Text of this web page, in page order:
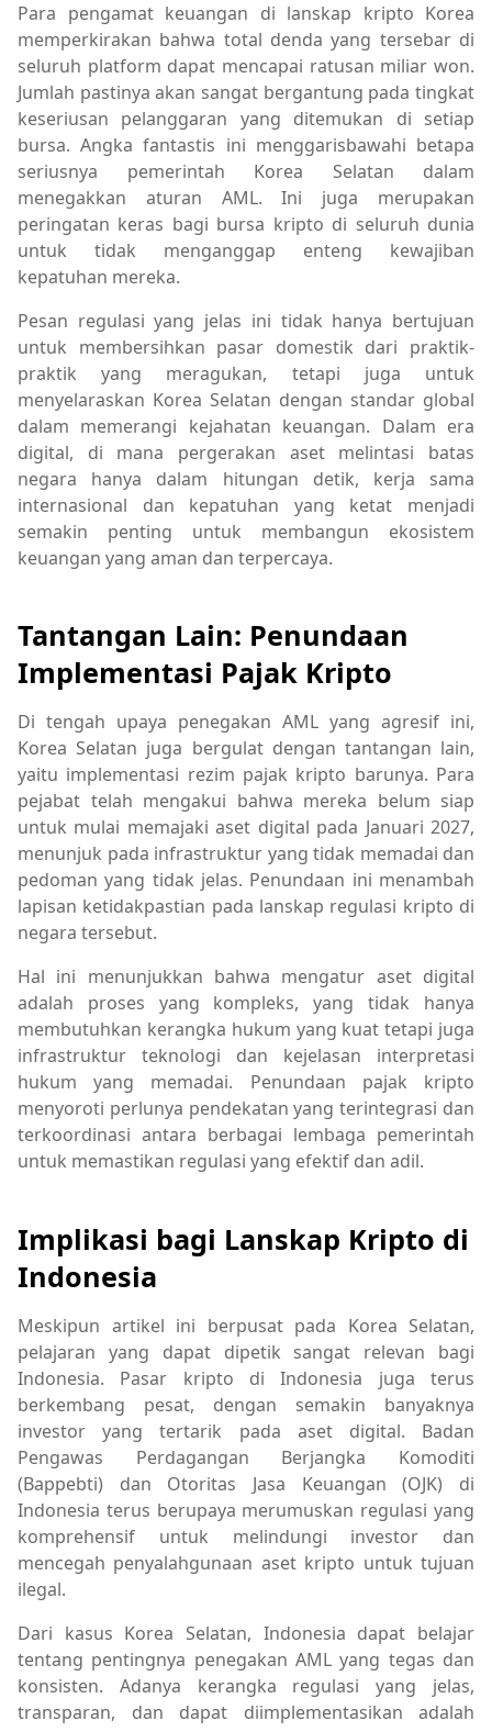
Para pengamat keuangan di lanskap kripto Korea
memperkirakan bahwa total denda yang tersebar di
seluruh platform dapat mencapai ratusan miliar won.
Jumlah pastinya akan sangat bergantung pada tingkat
keseriusan pelanggaran yang ditemukan di setiap
bursa. Angka fantastis ini menggarisbawahi betapa
seriusnya pemerintah Korea Selatan dalam
menegakkan aturan AML. Ini juga merupakan
peringatan keras bagi bursa kripto di seluruh dunia
untuk tidak menganggap enteng kewajiban
kepatuhan mereka.
Pesan regulasi yang jelas ini tidak hanya bertujuan
untuk membersihkan pasar domestik dari praktik-
praktik yang meragukan, tetapi juga untuk
menyelaraskan Korea Selatan dengan standar global
dalam memerangi kejahatan keuangan. Dalam era
digital, di mana pergerakan aset melintasi batas
negara hanya dalam hitungan detik, kerja sama
internasional dan kepatuhan yang ketat menjadi
semakin penting untuk membangun ekosistem
keuangan yang aman dan terpercaya.
Tantangan Lain: Penundaan
Implementasi Pajak Kripto
Di tengah upaya penegakan AML yang agresif ini,
Korea Selatan juga bergulat dengan tantangan lain,
yaitu implementasi rezim pajak kripto barunya. Para
pejabat telah mengakui bahwa mereka belum siap
untuk mulai memajaki aset digital pada Januari 2027,
menunjuk pada infrastruktur yang tidak memadai dan
pedoman yang tidak jelas. Penundaan ini menambah
lapisan ketidakpastian pada lanskap regulasi kripto di
negara tersebut.
Hal ini menunjukkan bahwa mengatur aset digital
adalah proses yang kompleks, yang tidak hanya
membutuhkan kerangka hukum yang kuat tetapi juga
infrastruktur teknologi dan kejelasan interpretasi
hukum yang memadai. Penundaan pajak kripto
menyoroti perlunya pendekatan yang terintegrasi dan
terkoordinasi antara berbagai lembaga pemerintah
untuk memastikan regulasi yang efektif dan adil.
Implikasi bagi Lanskap Kripto di
Indonesia
Meskipun artikel ini berpusat pada Korea Selatan,
pelajaran yang dapat dipetik sangat relevan bagi
Indonesia. Pasar kripto di Indonesia juga terus
berkembang pesat, dengan semakin banyaknya
investor yang tertarik pada aset digital. Badan
Pengawas Perdagangan Berjangka Komoditi
(Bappebti) dan Otoritas Jasa Keuangan (OJK) di
Indonesia terus berupaya merumuskan regulasi yang
komprehensif untuk melindungi investor dan
mencegah penyalahgunaan aset kripto untuk tujuan
ilegal.
Dari kasus Korea Selatan, Indonesia dapat belajar
tentang pentingnya penegakan AML yang tegas dan
konsisten. Adanya kerangka regulasi yang jelas,
transparan, dan dapat diimplementasikan adalah